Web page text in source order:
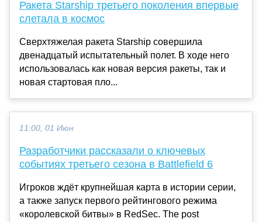
Ракета Starship третьего поколения впервые
слетала в космос
Сверхтяжелая ракета Starship совершила
двенадцатый испытательный полет. В ходе него
использовалась как новая версия ракеты, так и
новая стартовая пло...
11:00, 01 Июн
Разработчики рассказали о ключевых
событиях третьего сезона в Battlefield 6
Игроков ждёт крупнейшая карта в истории серии,
а также запуск первого рейтингового режима
«королевской битвы» в RedSec. The post